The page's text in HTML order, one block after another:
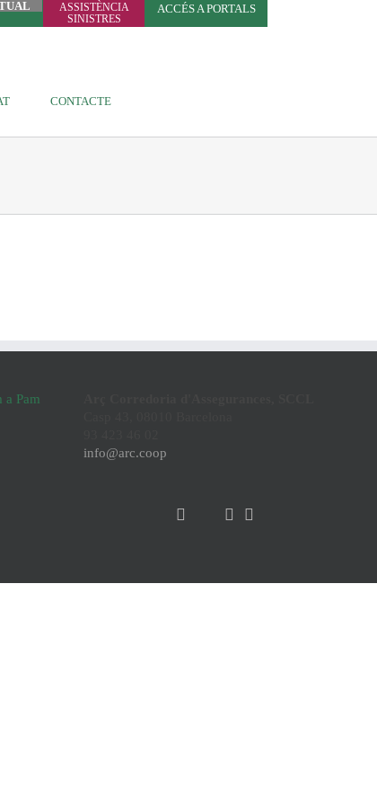
ASSISTÈNCIA
SINISTRES
ACCÉS A PORTALS
CONTACTE
info@arc.coop